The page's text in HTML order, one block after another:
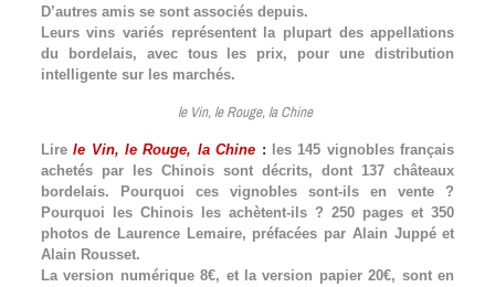
D’autres amis se sont associés depuis.
Leurs vins variés représentent la plupart des appellations
du bordelais, avec tous les prix, pour une distribution
intelligente sur les marchés.
le Vin, le Rouge, la Chine
Lirele Vin, le Rouge, la Chine : les 145 vignobles français
achetés par les Chinois sont décrits, dont 137 châteaux
bordelais. Pourquoi ces vignobles sont-ils en vente ?
Pourquoi les Chinois les achètent-ils ? 250 pages et 350
photos de Laurence Lemaire, préfacées par Alain Juppé et
Alain Rousset.
La version numérique 8€, et la version papier 20€, sont en